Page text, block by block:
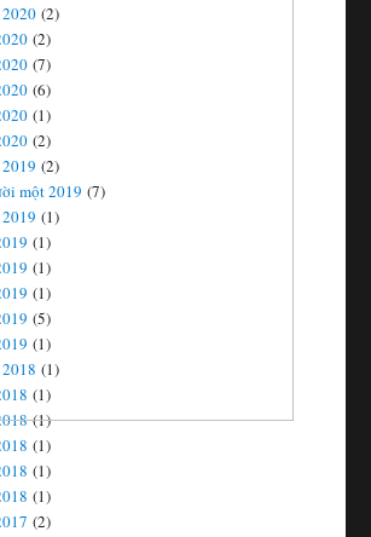
(2)
(2)
(7)
(6)
(1)
(2)
(2)
một 2019 (7)
(1)
(1)
(1)
(1)
(5)
(1)
(1)
(1)
(1)
(1)
(1)
(1)
(2)